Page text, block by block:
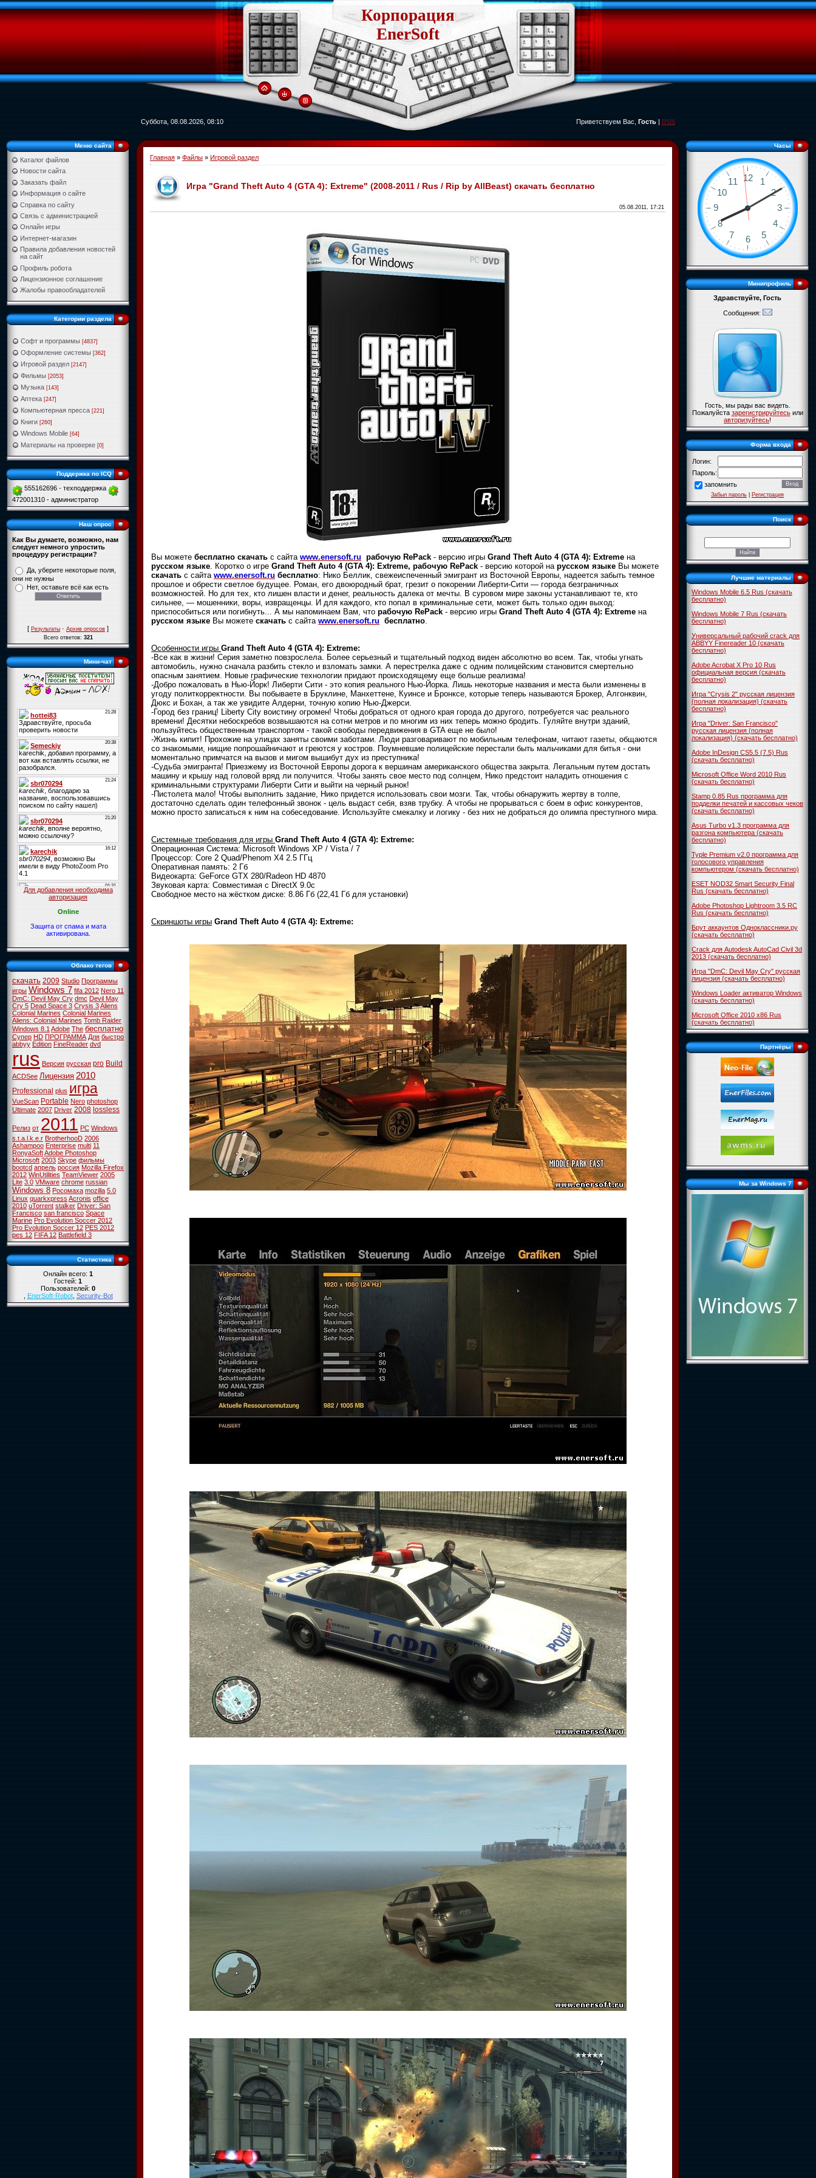
Корпорация
EnerSoft
Суббота, 08.08.2026, 08:10 Приветствуем Вас, Гость|RSS
Меню сайта
Каталог файлов
Новости сайта
Заказать файл
Информация о сайте
Справка по сайту
Связь с администрацией
Онлайн игры
Интернет-магазин
Правила добавления новостей
на сайт
Профиль робота
Лицензионное соглашение
Жалобы правообладателей
Категории раздела
Софт и программы [4837]
Оформление системы [362]
Игровой раздел [2147]
Фильмы [2053]
Музыка [143]
Аптека [247]
Компьютерная пресса [221]
Книги [260]
Windows Mobile [64]
Материалы на проверке [0]
Поддержка по ICQ
555162696 - техподдержка
472001310 - администратор
Наш опрос
Как Вы думаете, возможно, нам
следует немного упростить
процедуру регистрации?
Да, уберите некоторые поля,
они не нужны
Нет, оставьте всё как есть
[Результаты·Архив опросов]
Всего ответов:321
Мини-чат
Для добавления необходима
авторизация
Online
Защита от спама и мата
активирована.
Облако тегов
скачать 2009 Studio Программы
игры Windows 7 fifa 2012 Nero 11
DmC: Devil May Cry dmc Devil May
Cry 5 Dead Space 3 Crysis 3Aliens
Colonial Marines Colonial Marines
Aliens: Colonial Marines Tomb Raider
Windows 8.1Adobe The бесплатно
Супер HD ПРОГРАММА Для быстро
abbyy Edition FineReader dvd
rus Версия русская pro Build
ACDSee Лицензия 2010
Professional plus игра
VueScan Portable Nero photoshop
Ultimate 2007 Driver 2008 lossless
Релиз от 2011 PC Windows
s.t.a.l.k.e.r BrotherhooD 2006
Ashampoo Enterprise multi 11
RonyaSoftAdobe Photoshop
Microsoft 2003 Skype фильмы
bootcd апрель россия Mozilla Firefox
2012 WinUtilities TeamViewer 2005
Lite 3.0 VMware chrome russian
Windows 8 Росомаха mozilla 5.0
Linux quarkxpressAcronis office
2010 uTorrent stalker Driver: San
Francisco san francisco Space
Marine Pro Evolution Soccer 2012
Pro Evolution Soccer 12 PES 2012
pes 12 FIFA 12 Battlefield 3
Статистика
Онлайн всего:1
Гостей:1
Пользователей:0
,EnerSoft-Robot,Security-Bot
Главная » Файлы » Игровой раздел
Игра "Grand Theft Auto 4 (GTA 4): Extreme" (2008-2011 / Rus / Rip by AllBeast) скачать бесплатно
05.08.2011, 17:21
Вы можете бесплатно скачать с сайта www.enersoft.ru рабочую RePack - версию игры Grand Theft Auto 4 (GTA 4): Extreme на
русском языке . Коротко о игре Grand Theft Auto 4 (GTA 4): Extreme, рабочую RePack - версию которой на русском языке Вы можете
скачать с сайта www.enersoft.ru бесплатно: Нико Беллик, свежеиспеченный эмигрант из Восточной Европы, надеется забыть темное
прошлое и обрести светлое будущее. Роман, его двоюродный брат, грезит о покорении Либерти-Сити — города безграничных
возможностей. Но для тех, кто лишен власти и денег, реальность далека от мечты. В суровом мире законы устанавливают те, кто
сильнее, — мошенники, воры, извращенцы. И для каждого, кто попал в криминальные сети, может быть только один выход:
приспособиться или погибнуть... А мы напоминаем Вам, что рабочую RePack - версию игры Grand Theft Auto 4 (GTA 4): Extreme на
русском языке Вы можете скачать с сайта www.enersoft.ru бесплатно
Особенности игры Grand Theft Auto 4 (GTA 4): Extreme:
-Все как в жизни! Серия заметно повзрослела. Более серьезный и тщательный подход виден абсолютно во всем. Так, чтобы угнать
автомобиль, нужно сначала разбить стекло и взломать замки. А перестрелка даже с одним полицейским становится смертельно
опасным занятием. Новые графические технологии придают происходящему еще больше реализма!
-Добро пожаловать в Нью-Йорк! Либерти Сити - это копия реального Нью-Йорка. Лишь некоторые названия и места были изменены в
угоду политкорректности. Вы побываете в Бруклине, Манхеттене, Куинсе и Бронксе, которые теперь называются Брокер, Алгонквин,
Дюкс и Бохан, а так же увидите Алдерни, точную копию Нью-Джерси.
-Город без границ! Liberty City воистину огромен! Чтобы добраться от одного края города до другого, потребуется час реального
времени! Десятки небоскребов возвышаются на сотни метров и по многим из них теперь можно бродить. Гуляйте внутри зданий,
пользуйтесь общественным транспортом - такой свободы передвижения в GTA еще не было!
-Жизнь кипит! Прохожие на улицах заняты своими заботами. Люди разговаривают по мобильным телефонам, читают газеты, общаются
со знакомыми, нищие попрошайничают и греются у костров. Поумневшие полицейские перестали быть мальчиками для битья - они
моментально примчатся на вызов и мигом вышибут дух из преступника!
-Судьба эмигранта! Приезжему из Восточной Европы дорога к вершинам американского общества закрыта. Легальным путем достать
машину и крышу над головой вряд ли получится. Чтобы занять свое место под солнцем, Нико предстоит наладить отношения с
криминальными структурами Либерти Сити и выйти на черный рынок!
-Пистолета мало! Чтобы выполнить задание, Нико придется использовать свои мозги. Так, чтобы обнаружить жертву в толпе,
достаточно сделать один телефонный звонок - цель выдаст себя, взяв трубку. А чтобы не прорываться с боем в офис конкурентов,
можно просто записаться к ним на собеседование. Используйте смекалку и логику - без них не добраться до олимпа преступного мира.
Системные требования для игры Grand Theft Auto 4 (GTA 4): Extreme:
Операционная Система: Microsoft Windows XP / Vista / 7
Процессор: Core 2 Quad/Phenom X4 2.5 ГГц
Оперативная память: 2 Гб
Видеокарта: GeForce GTX 280/Radeon HD 4870
Звуковая карта: Совместимая с DirectX 9.0c
Свободное место на жёстком диске: 8.86 Гб (22,41 Гб для установки)
Скриншоты игры Grand Theft Auto 4 (GTA 4): Extreme:
Часы
Минипрофиль
Здравствуйте, Гость
Сообщения:
Гость, мы рады вас видеть.
Пожалуйстазарегистрируйтесьили
авторизуйтесь!
Форма входа
Логин:
Пароль:
запомнить
Забыл пароль|Регистрация
Поиск
Лучшие материалы
Windows Mobile 6.5 Rus (скачать
бесплатно)
Windows Mobile 7 Rus (скачать
бесплатно)
Универсальный рабочий crack для
ABBYY Finereader 10 (скачать
бесплатно)
Adobe Acrobat X Pro 10 Rus
официальная версия (скачать
бесплатно)
Игра "Crysis 2" русская лицензия
(полная локализация) (скачать
бесплатно)
Игра "Driver: San Francisco"
русская лицензия (полная
локализация) (скачать бесплатно)
Adobe InDesign CS5.5 (7.5) Rus
(скачать бесплатно)
Microsoft Office Word 2010 Rus
(скачать бесплатно)
Stamp 0.85 Rus программа для
подделки печатей и кассовых чеков
(скачать бесплатно)
Asus Turbo v1.3 программа для
разгона компьютера (скачать
бесплатно)
Typle Premium v2.0 программа для
голосового управления
компьютером (скачать бесплатно)
ESET NOD32 Smart Security Final
Rus (скачать бесплатно)
Adobe Photoshop Lightroom 3.5 RC
Rus (скачать бесплатно)
Брут аккаунтов Одноклассники.ру
(скачать бесплатно)
Crack для Autodesk AutoCad Civil 3d
2013 (скачать бесплатно)
Игра "DmC: Devil May Cry" русская
лицензия (скачать бесплатно)
Windows Loader активатор Windows
(скачать бесплатно)
Microsoft Office 2010 x86 Rus
(скачать бесплатно)
Партнёры
Мы за Windows 7